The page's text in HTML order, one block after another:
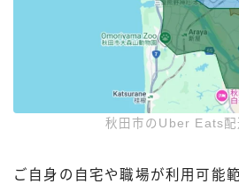
秋田市のUber Eats配
ご自身の自宅や職場が利用可能